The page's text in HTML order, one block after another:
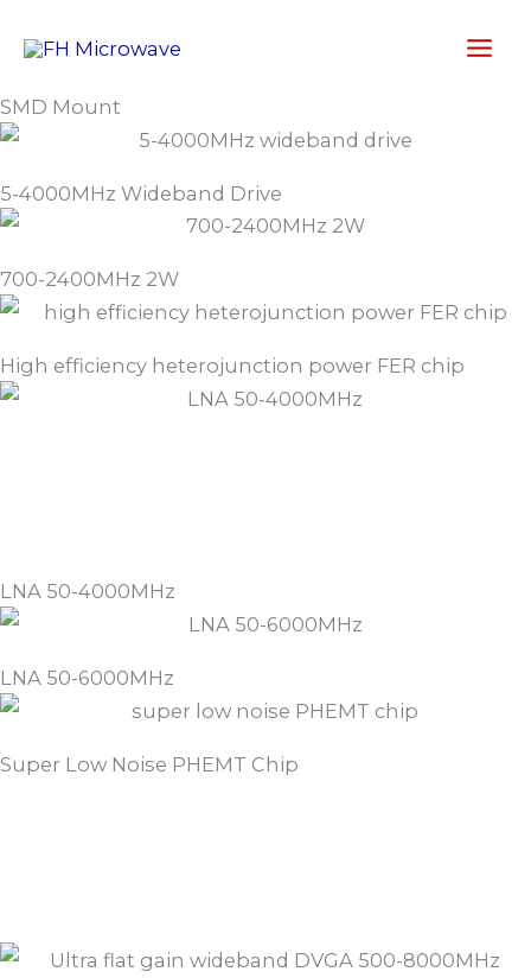
au
SMD Mount
5-4000MHz Wideband Drive
700-2400MHz 2W
High efficiency heterojunction power FER chip
LNA 50-4000MHz
LNA 50-6000MHz
Super Low Noise PHEMT Chip